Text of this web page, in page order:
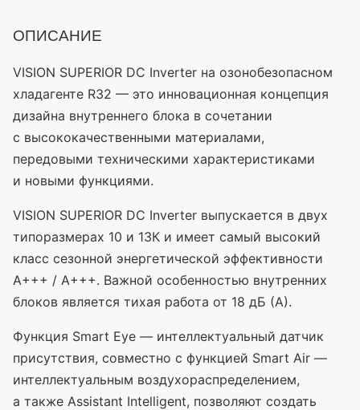
ОПИСАНИЕ
VISION SUPERIOR DC Inverter на озонобезопасном
хладагенте R32 — это инновационная концепция
дизайна внутреннего блока в сочетании
с высококачественными материалами,
передовыми техническими характеристиками
и новыми функциями.
VISION SUPERIOR DC Inverter выпускается в двух
типоразмерах 10 и 13К и имеет самый высокий
класс сезонной энергетической эффективности
A+++ / A+++. Важной особенностью внутренних
блоков является тихая работа от 18 дБ (А).
Функция Smart Eye — интеллектуальный датчик
присутствия, совместно с функцией Smart Air —
интеллектуальным воздухораспределением,
а также Assistant Intelligent, позволяют создать